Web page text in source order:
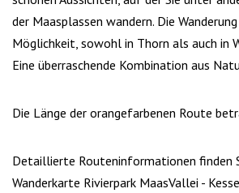
der Maasplassen wandern. Die
Möglichkeit, sowohl in Thorn als auch in
Eine überraschende Kombination aus
Die Länge der orangefarbenen Route
Detaillierte Routeninformationen finden
Wanderkarte Rivierpark MaasVallei -